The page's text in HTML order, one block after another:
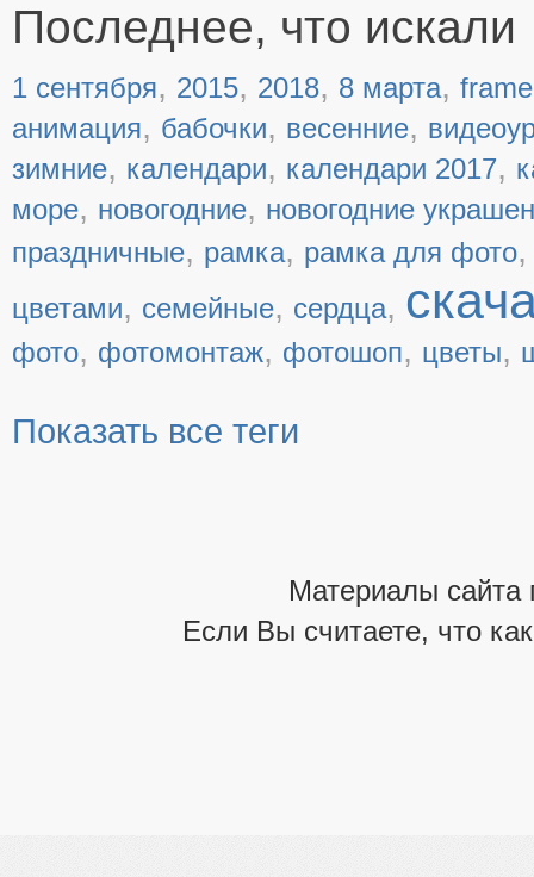
Последнее, что искали
1 сентября, 2015, 2018, 8 марта, frame
анимация, бабочки, весенние,
зимние, календари, календари 2017,
море, новогодние, новогодние
праздничные, рамка, рамка для фото
цветами, семейные, сердца,
фото, фотомонтаж, фотошоп, цветы,
Показать все теги
Материалы сайта
Если Вы считаете, что